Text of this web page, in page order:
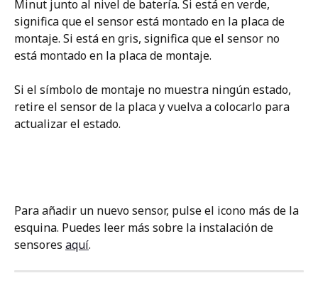
Minut junto al nivel de batería. Si está en verde,
significa que el sensor está montado en la placa de
montaje. Si está en gris, significa que el sensor no
está montado en la placa de montaje.
Si el símbolo de montaje no muestra ningún estado,
retire el sensor de la placa y vuelva a colocarlo para
actualizar el estado.
Para añadir un nuevo sensor, pulse el icono más de la
esquina. Puedes leer más sobre la instalación de
sensores aquí.